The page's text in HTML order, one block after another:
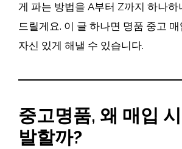
게 파는 방법을 A부터 Z까지 하나하
드릴게요. 이 글 하나면 명품 중고
자신 있게 해낼 수 있습니다.
중고명품, 왜 매입
발할까?